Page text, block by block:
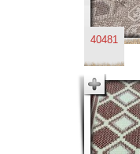
40481